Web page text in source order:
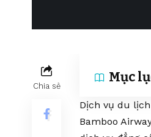
Chia sẻ
Mục
Dịch vụ du
Bamboo